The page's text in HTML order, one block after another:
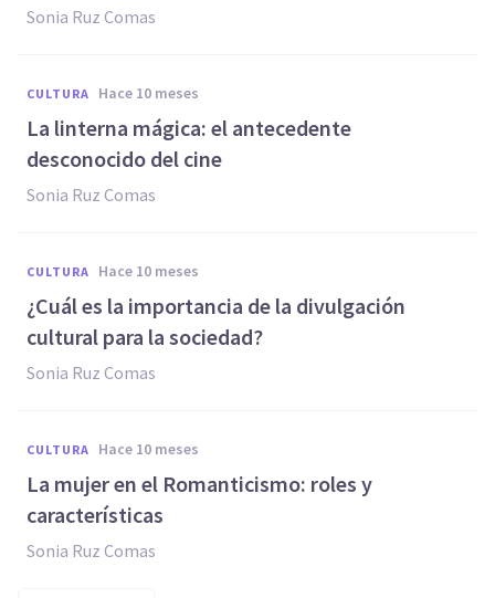
Sonia Ruz Comas
CULTURA hace 10 meses
La linterna mágica: el antecedente
desconocido del cine
Sonia Ruz Comas
CULTURA hace 10 meses
¿Cuál es la importancia de la divulgación
cultural para la sociedad?
Sonia Ruz Comas
CULTURA hace 10 meses
La mujer en el Romanticismo: roles y
características
Sonia Ruz Comas